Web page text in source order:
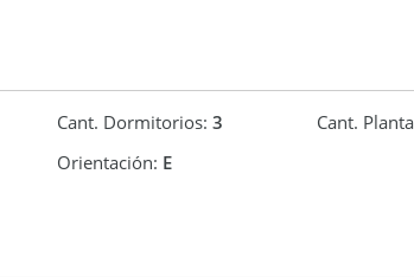
Cant. Dormitorios: 3 Cant.
Orientación: E